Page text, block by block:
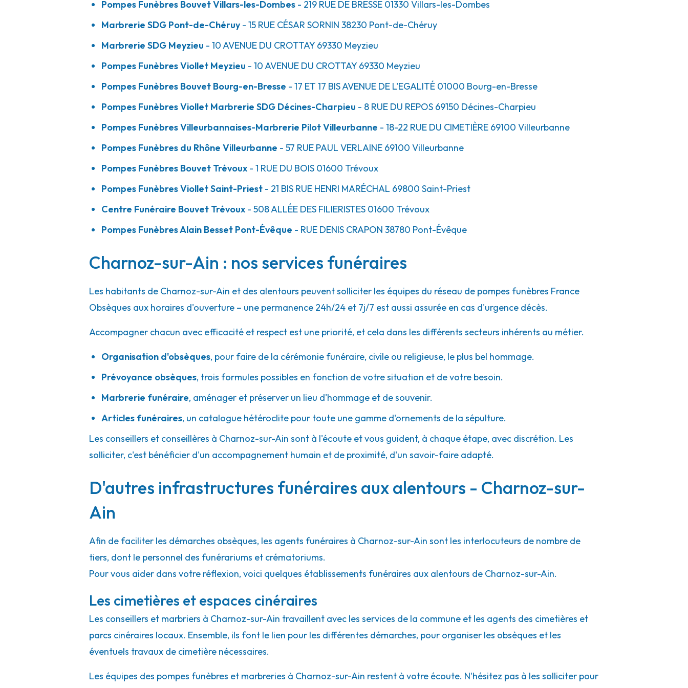
Pompes Funèbres du Rhône - Villeurbanne - Verlaine
35.2km
57 Rue Paul Verlaine-69100 Villeurbanne
Consulter l'agence 06 85 38 62 09
A votre écoute 24h/24 7j/7
Pompes Funèbres Bouvet - Trévoux
36.5km
01600 Trévoux
Consulter l'agence 04 74 00 15 15
A votre écoute 24h/24 7j/7
37.5km
21 Bis Rue Henri Maréchal 69800 Saint-Priest
A votre écoute 24h/24 7j/7
Centre Funéraire Bouvet - Trévoux
Pompes Funèbres Alain Besset - Pont-Évêque
Rue Denis Crapon-LE PLAN DES AIRS
Consulter l'agence 04 74 20 42 00
A votre écoute 24h/24 7j/7
Pompes Funèbres Bouvet Villars-les-Dombes - 219 RUE DE BRESSE 01330 Villars-les-Dombes
Marbrerie SDG Pont-de-Chéruy- 15 RUE CÉSAR SORNIN 38230 Pont-de-Chéruy
Marbrerie SDG Meyzieu - 10 AVENUE DU CROTTAY 69330 Meyzieu
Pompes Funèbres Viollet Meyzieu - 10 AVENUE DU CROTTAY 69330 Meyzieu
Pompes Funèbres Bouvet Bourg-en-Bresse - 17 ET 17 BIS AVENUE DE L'EGALITÉ 01000 Bourg-en-Bresse
Pompes Funèbres Viollet Marbrerie SDG Décines-Charpieu - 8 RUE DU REPOS 69150 Décines-Charpieu
Pompes Funèbres Villeurbannaises-Marbrerie Pilot Villeurbanne - 18-22 RUE DU CIMETIÈRE 69100 Villeurbanne
Pompes Funèbres du Rhône Villeurbanne - 57 RUE PAUL VERLAINE 69100 Villeurbanne
Pompes Funèbres Bouvet Trévoux - 1 RUE DU BOIS 01600 Trévoux
Pompes Funèbres Viollet Saint-Priest - 21 BIS RUE HENRI MARÉCHAL 69800 Saint-Priest
Centre Funéraire Bouvet Trévoux - 508 ALLÉE DES FILIERISTES 01600 Trévoux
Pompes Funèbres Alain Besset Pont-Évêque - RUE DENIS CRAPON 38780 Pont-Évêque
Charnoz-sur-Ain : nos services funéraires
Les habitants de Charnoz-sur-Ain et des alentours peuvent solliciter les équipes du réseau de pompes funèbres France
Obsèques aux horaires d'ouverture – une permanence 24h/24 et 7j/7 est aussi assurée en cas d'urgence décès.
Accompagner chacun avec efficacité et respect est une priorité, et cela dans les différents secteurs inhérents au métier.
Organisation d'obsèques, pour faire de la cérémonie funéraire, civile ou religieuse, le plus bel hommage.
Prévoyance obsèques, trois formules possibles en fonction de votre situation et de votre besoin.
Marbrerie funéraire, aménager et préserver un lieu d'hommage et de souvenir.
Articles funéraires, un catalogue hétéroclite pour toute une gamme d'ornements de la sépulture.
Les conseillers et conseillères à Charnoz-sur-Ain sont à l'écoute et vous guident, à chaque étape, avec discrétion. Les
solliciter, c'est bénéficier d'un accompagnement humain et de proximité, d'un savoir-faire adapté.
D'autres infrastructures funéraires aux alentours - Charnoz-sur-
Ain
Afin de faciliter les démarches obsèques, les agents funéraires à Charnoz-sur-Ain sont les interlocuteurs de nombre de
tiers, dont le personnel des funérariums et crématoriums.
Pour vous aider dans votre réflexion, voici quelques établissements funéraires aux alentours de Charnoz-sur-Ain.
Les cimetières et espaces cinéraires
Les conseillers et marbriers à Charnoz-sur-Ain travaillent avec les services de la commune et les agents des cimetières et
parcs cinéraires locaux. Ensemble, ils font le lien pour les différentes démarches, pour organiser les obsèques et les
éventuels travaux de cimetière nécessaires.
Les équipes des pompes funèbres et marbreries à Charnoz-sur-Ain restent à votre écoute. N'hésitez pas à les solliciter pour